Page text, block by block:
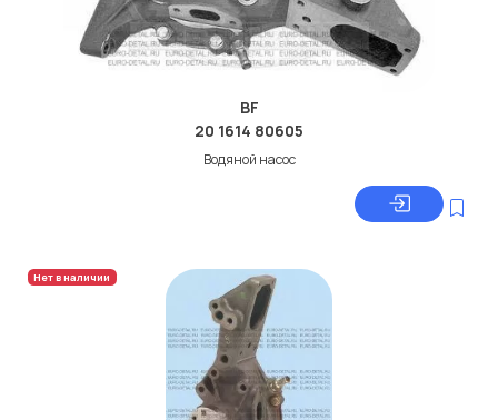
BF
20 1614 80605
Водяной насос
Нет в наличии